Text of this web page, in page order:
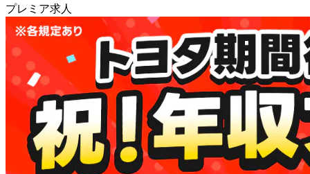
プレミア求人